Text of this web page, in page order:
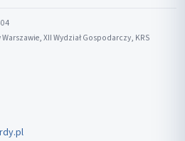
XII Wydział Gospodarczy, KRS